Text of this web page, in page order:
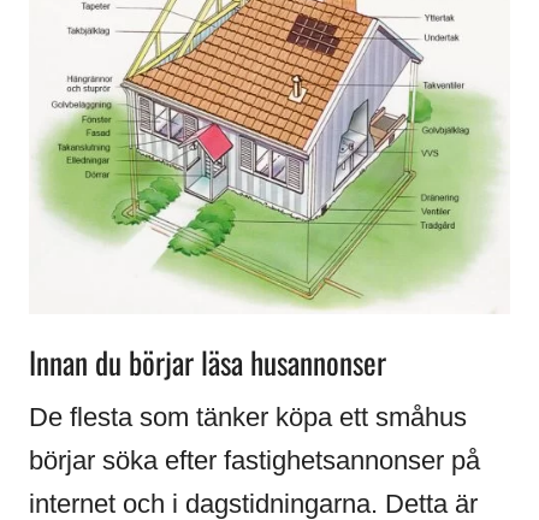
Innan du börjar läsa husannonser
De flesta som tänker köpa ett småhus
börjar söka efter fastighetsannonser på
internet och i dagstidningarna. Detta är